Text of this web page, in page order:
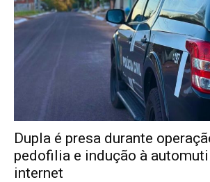
Dupla é presa durante
pedofilia e indução à
internet